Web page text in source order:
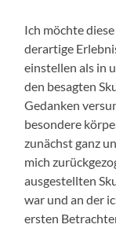
Ich möchte
derartige
einstellen als in
den besagten
Gedanken
besondere
zunächst ganz
mich
ausgestellten
war und an der
ersten